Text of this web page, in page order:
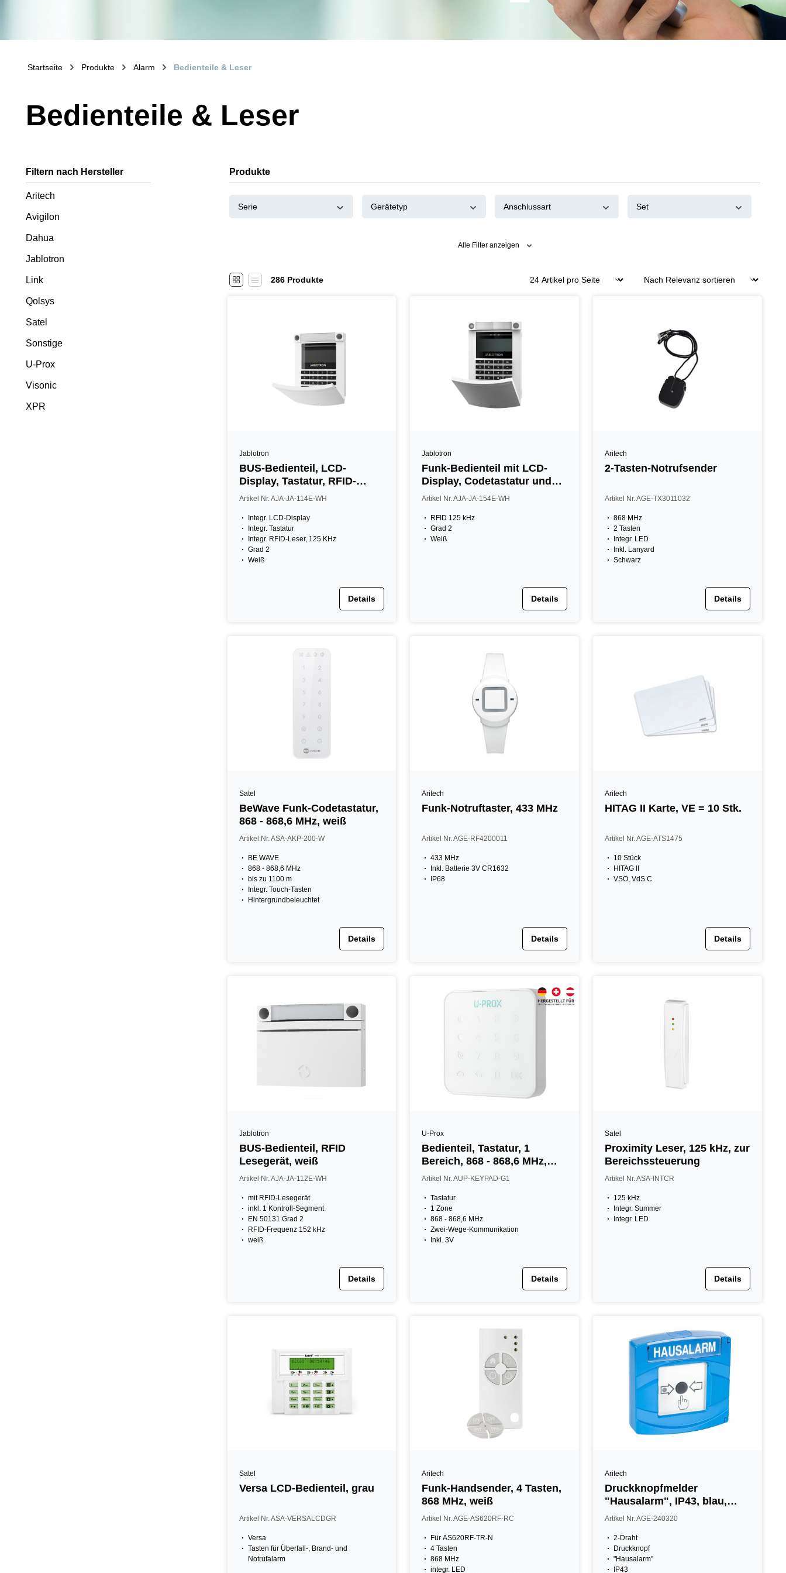
Startseite Produkte Alarm Bedienteile & Leser
Bedienteile & Leser
Filtern nach Hersteller
Aritech
Avigilon
Dahua
Jablotron
Link
Qolsys
Satel
Sonstige
U-Prox
Visonic
XPR
Produkte
Serie Gerätetyp Anschlussart Set
Alle Filter anzeigen
286 Produkte
Jablotron
BUS-Bedienteil, LCD-
Display, Tastatur, RFID-
Leser, weiß
Artikel Nr. AJA-JA-114E-WH
Integr. LCD-Display
Integr. Tastatur
Integr. RFID-Leser, 125 KHz
Grad 2
Weiß
Details
Jablotron
Funk-Bedienteil mit LCD-
Display, Codetastatur und
Leser, weiß
Artikel Nr. AJA-JA-154E-WH
RFID 125 kHz
Grad 2
Weiß
Details
Aritech
2-Tasten-Notrufsender
Artikel Nr. AGE-TX3011032
868 MHz
2 Tasten
Integr. LED
Inkl. Lanyard
Schwarz
Details
Satel
BeWave Funk-Codetastatur,
868 - 868,6 MHz, weiß
Artikel Nr. ASA-AKP-200-W
BE WAVE
868 - 868,6 MHz
bis zu 1100 m
Integr. Touch-Tasten
Hintergrundbeleuchtet
Details
Aritech
Funk-Notruftaster, 433 MHz
Artikel Nr. AGE-RF4200011
433 MHz
Inkl. Batterie 3V CR1632
IP68
Details
Aritech
HITAG II Karte, VE = 10 Stk.
Artikel Nr. AGE-ATS1475
10 Stück
HITAG II
VSÖ, VdS C
Details
Jablotron
BUS-Bedienteil, RFID
Lesegerät, weiß
Artikel Nr. AJA-JA-112E-WH
mit RFID-Lesegerät
inkl. 1 Kontroll-Segment
EN 50131 Grad 2
RFID-Frequenz 152 kHz
weiß
Details
U-Prox
Bedienteil, Tastatur, 1
Bereich, 868 - 868,6 MHz,
weiß
Artikel Nr. AUP-KEYPAD-G1
Tastatur
1 Zone
868 - 868,6 MHz
Zwei-Wege-Kommunikation
Inkl. 3V
Details
Satel
Proximity Leser, 125 kHz, zur
Bereichssteuerung
Artikel Nr. ASA-INTCR
125 kHz
Integr. Summer
Integr. LED
Details
Satel
Versa LCD-Bedienteil, grau
Artikel Nr. ASA-VERSALCDGR
Versa
Tasten für Überfall-, Brand- und
Notrufalarm
Aritech
Funk-Handsender, 4 Tasten,
868 MHz, weiß
Artikel Nr. AGE-AS620RF-RC
Für AS620RF-TR-N
4 Tasten
868 MHz
integr. LED
Aritech
Druckknopfmelder
"Hausalarm", IP43, blau,
VdS
Artikel Nr. AGE-240320
2-Draht
Druckknopf
"Hausalarm"
IP43